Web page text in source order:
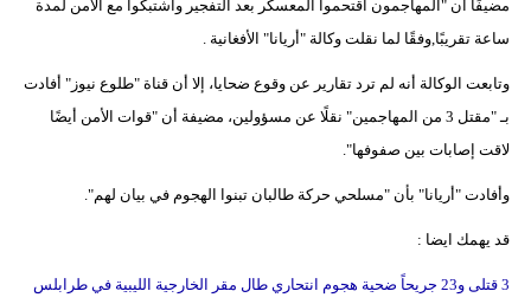
أبراج
مضيفًا أن "المهاجمون اقتحموا المعسكر بعد التفجير واشتبكوا مع الأمن لمدة
ساعة تقريبًا,وفقًا لما نقلت وكالة "أريانا" الأفغانية .
وتابعت الوكالة أنه لم ترد تقارير عن وقوع ضحايا، إلا أن قناة "طلوع نيوز" أفادت
بـ "مقتل 3 من المهاجمين" نقلًا عن مسؤولين، مضيفة أن "قوات الأمن أيضًا
لاقت إصابات بين صفوفها".
وأفادت "أريانا" بأن "مسلحي حركة طالبان تبنوا الهجوم في بيان لهم".
قد يهمك ايضا :
3 قتلى و23 جريحاً ضحية هجوم انتحاري طال مقر الخارجية الليبية في طرابلس